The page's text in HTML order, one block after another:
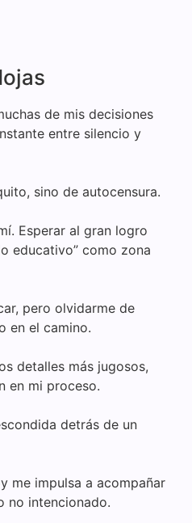
de mis decisiones
entre silencio y
sino de autocensura.
Esperar al gran logro
educativo” como zona
pero olvidarme de
en el camino.
detalles más jugosos,
en mi proceso.
detrás de un
me impulsa a acompañar
no intencionado.